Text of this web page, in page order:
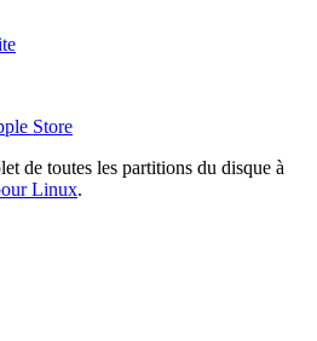
Store
de toutes les partitions du disque à
Linux.